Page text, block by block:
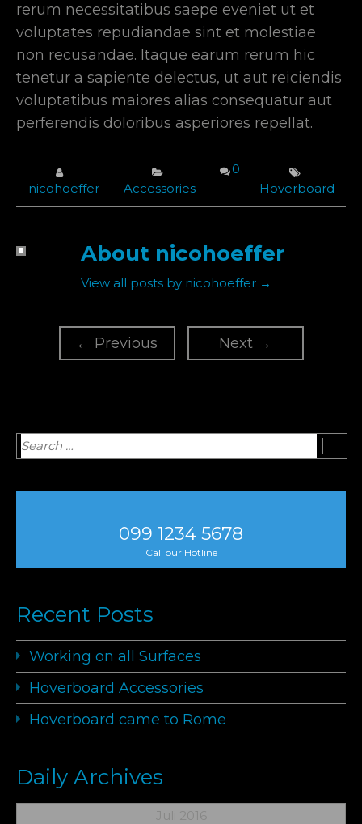
rerum necessitatibus saepe eveniet ut et
voluptates repudiandae sint et molestiae
non recusandae. Itaque earum rerum hic
tenetur a sapiente delectus, ut aut reiciendis
voluptatibus maiores alias consequatur aut
perferendis doloribus asperiores repellat.
nicohoeffer Accessories
0
Hoverboard
About nicohoeffer
View all posts by nicohoeffer →
← Previous Next →
099 1234 5678
Call our Hotline
Recent Posts
Working on all Surfaces
Hoverboard Accessories
Hoverboard came to Rome
Daily Archives
Juli 2016